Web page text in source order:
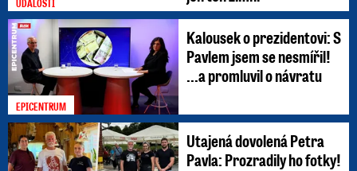
EPICENTRUM
Kalousek o prezidentovi: S
Pavlem jsem se nesmířil!
...a promluvil o návratu
Utajená dovolená Petra
Pavla: Prozradily ho fotky!